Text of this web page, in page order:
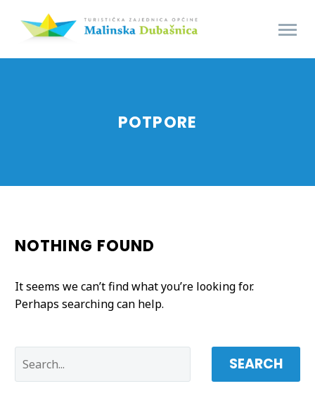
POTPORE
NOTHING FOUND
It seems we can’t find what you’re looking for.
Perhaps searching can help.
SEARCH